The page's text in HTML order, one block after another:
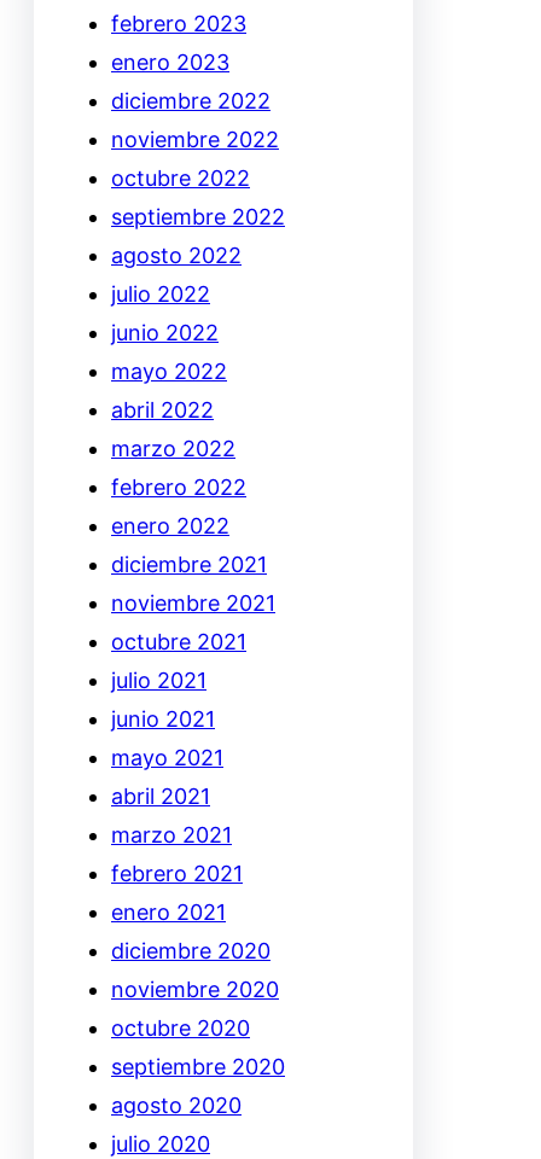
febrero 2023
enero 2023
diciembre 2022
noviembre 2022
octubre 2022
septiembre 2022
agosto 2022
julio 2022
junio 2022
mayo 2022
abril 2022
marzo 2022
febrero 2022
enero 2022
diciembre 2021
noviembre 2021
octubre 2021
julio 2021
junio 2021
mayo 2021
abril 2021
marzo 2021
febrero 2021
enero 2021
diciembre 2020
noviembre 2020
octubre 2020
septiembre 2020
agosto 2020
julio 2020